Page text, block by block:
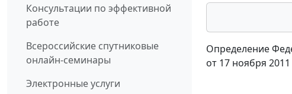
Консультации по эффективной
работе
Всероссийские спутниковые
онлайн-семинары
Электронные услуги
Определение
от 17 ноября